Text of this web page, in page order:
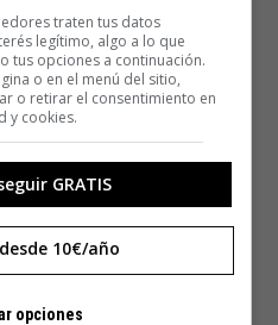
traten tus datos
legítimo, algo a lo que
tus opciones a continuación.
o en el menú del sitio,
o retirar el consentimiento en
y cookies.
GRATIS
10€/año
opciones